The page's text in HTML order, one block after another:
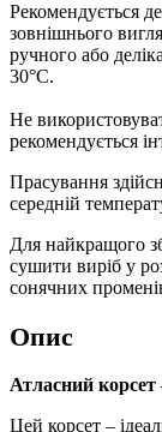
Рекомендується
зовнішнього
ручного або
30°C.
Не
рекомендується
Прасування
середній
Для найкращого
сушити виріб у
сонячних
Опис
Атласний корсет
Цей корсет –